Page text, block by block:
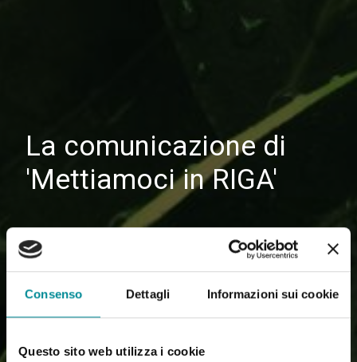
Consenso Dettagli Informazioni sui cookie
Questo sito web utilizza i cookie
La comunicazione di
'Mettiamoci in RIGA'